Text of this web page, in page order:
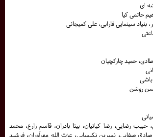
ای
حاتمی کیا
بنیاد سینمایی فارابی، علی کمیجانی
حمید چارکچیان
روشن
حبیب رضایی، رضا کیانیان، بیتا بادران، قاسم زارع، محمد
صفایی، نسرین نکیسایی، عزت الله مهرآوران، فرشید